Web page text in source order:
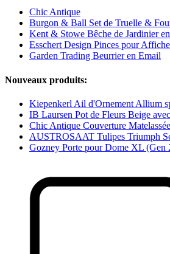
Chic Antique
Burgon & Ball Set de Truelle &
Kent & Stowe Bêche de Jardinier
Esschert Design Pinces pour Affiche
Garden Trading Beurrier en Email
Nouveaux produits:
Kiepenkerl Ail d'Ornement Allium
IB Laursen Pot de Fleurs Beige
Chic Antique Couverture
AUSTROSAAT Tulipes Triumph
Gozney Porte pour Dome XL (Gen